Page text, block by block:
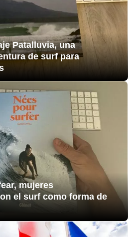
Patalluvia, una
de surf para
mujeres
el surf como forma de